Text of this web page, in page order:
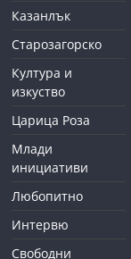
Казанлък
Старозагорско
Култура и
изкуство
Царица Роза
Млади
инициативи
Любопитно
Интервю
Свободни